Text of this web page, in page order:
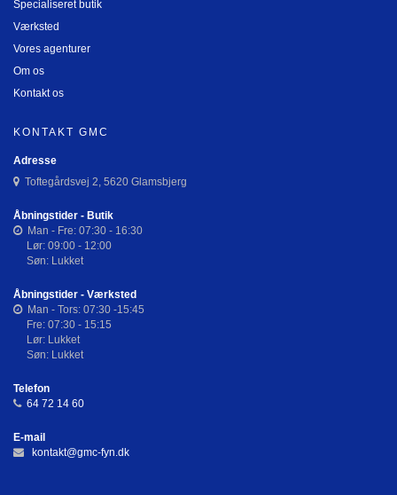
Specialiseret butik
Værksted
Vores agenturer
Om os
Kontakt os
KONTAKT GMC
Adresse
Toftegårdsvej 2, 5620 Glamsbjerg
Åbningstider - Butik
Man - Fre: 07:30 - 16:30
Lør: 09:00 - 12:00
Søn: Lukket
Åbningstider - Værksted
Man - Tors: 07:30 -15:45
Fre: 07:30 - 15:15
Lør: Lukket
Søn: Lukket
Telefon
64 72 14 60
E-mail
kontakt@gmc-fyn.dk